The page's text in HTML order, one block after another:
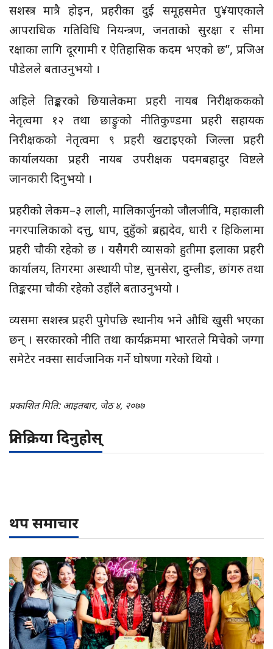
सशस्त्र मात्रै होइन, प्रहरीका दुई समूहसमेत पु¥याएकाले
आपराधिक गतिविधि नियन्त्रण, जनताको सुरक्षा र सीमा
रक्षाका लागि दूरगामी र ऐतिहासिक कदम भएको छ”, प्रजिअ
पौडेलले बताउनुभयो ।
अहिले तिङ्करको छियालेकमा प्रहरी नायब निरीक्षककको
नेतृत्वमा १२ तथा छाङ्रुको नीतिकुण्डमा प्रहरी सहायक
निरीक्षकको नेतृत्वमा ९ प्रहरी खटाइएको जिल्ला प्रहरी
कार्यालयका प्रहरी नायब उपरीक्षक पदमबहादुर विष्टले
जानकारी दिनुभयो ।
प्रहरीको लेकम–३ लाली, मालिकार्जुनको जौलजीवि, महाकाली
नगरपालिकाको दत्तु, धाप, दुहुँको ब्रह्मदेव, धारी र हिकिलामा
प्रहरी चौकी रहेको छ । यसैगरी व्यासको हुतीमा इलाका प्रहरी
कार्यालय, तिगरमा अस्थायी पोष्ट, सुनसेरा, दुम्लीङ, छांगरु तथा
तिङ्करमा चौकी रहेको उहाँले बताउनुभयो ।
व्यसमा सशस्त्र प्रहरी पुगेपछि स्थानीय भने औधि खुसी भएका
छन् । सरकारको नीति तथा कार्यक्रममा भारतले मिचेको जग्गा
समेटेर नक्सा सार्वजानिक गर्ने घोषणा गरेको थियो ।
प्रकाशित मिति: आइतबार, जेठ ४, २०७७
प्रतिक्रिया दिनुहोस्
थप समाचार